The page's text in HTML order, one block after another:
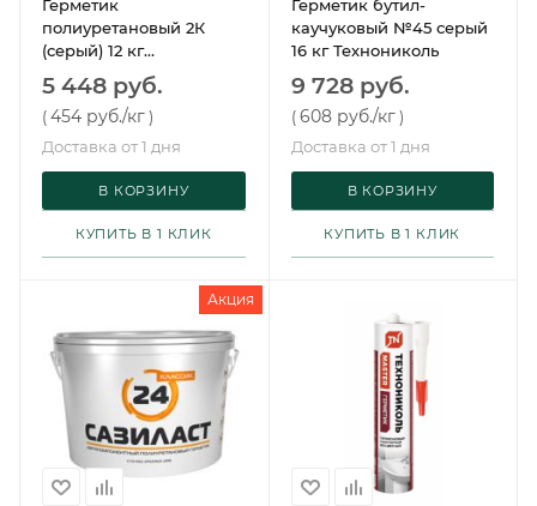
Герметик
полиуретановый 2К
(серый) 12 кг
Технониколь
5 448 руб.
(454 руб./кг)
Доставка от 1 дня
В КОРЗИНУ
КУПИТЬ В 1 КЛИК
Герметик бутил-
каучуковый №45 серый
16 кг Технониколь
9 728 руб.
(608 руб./кг )
Доставка от 1 дня
В КОРЗИНУ
КУПИТЬ В 1 КЛИК
Акция